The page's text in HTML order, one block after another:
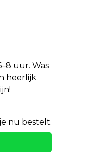
uur. Was
heerlijk
nu bestelt.